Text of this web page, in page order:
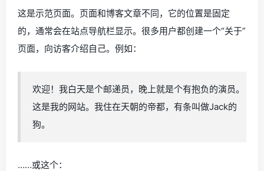
这是示范页面。页面和博客文章不同，它的位置是固定
的，通常会在站点导航栏显示。很多用户都创建一个“关于”
页面，向访客介绍自己。例如：
欢迎！我白天是个邮递员，晚上就是个有抱负的演员。
这是我的网站。我住在天朝的帝都，有条叫做Jack的
狗。
……或这个：